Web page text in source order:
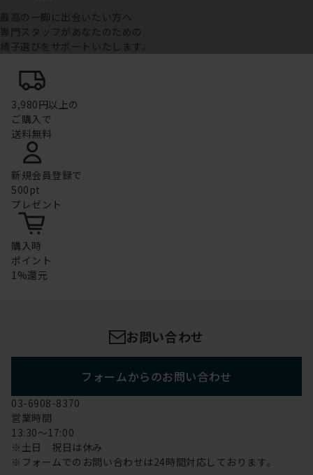
最高の一脚に出会いたい方へ
専門スタッフがあなたのための
椅子選びをサポートいたします。
3,980円以上の
ご購入で
送料無料
新規会員登録で
500pt
プレゼント
購入時
ポイント
1%還元
お問い合わせ
フォームからのお問い合わせ
03-6908-8370
営業時間
13:30～17:00
※土日 祝日は休み
※フォームでのお問い合わせは24時間対応しております。